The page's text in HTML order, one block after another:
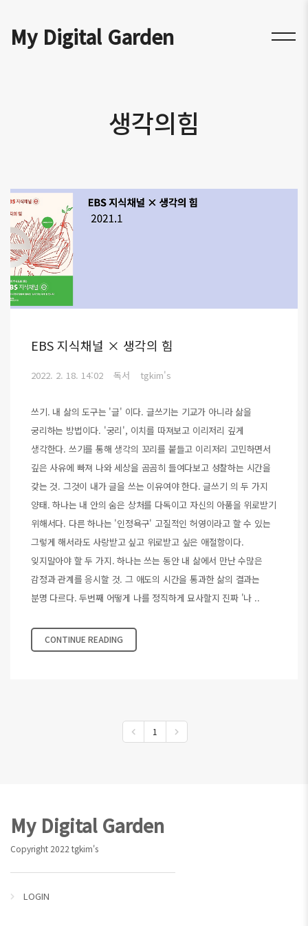
My Digital Garden
생각의힘
EBS 지식채널 × 생각의 힘
2022. 2. 18. 14:02 독서 tgkim's
쓰기. 내 삶의 도구는 '글' 이다. 글쓰기는 기교가 아니라 삶을
궁리하는 방법이다. '궁리', 이치를 따져보고 이리저리 깊게
생각한다. 쓰기를 통해 생각의 꼬리를 붙들고 이리저리 고민하면서
깊은 사유에 빠져 나와 세상을 곰곰히 들여다보고 성찰하는 시간을
갖는 것. 그것이 내가 글을 쓰는 이유여야 한다. 글쓰기 의 두 가지
양태. 하나는 내 안의 숨은 상처를 다독이고 자신의 아품을 위로받기
위해서다. 다른 하나는 '인정욕구' 고질적인 허영이라고 할 수 있는
그렇게 해서라도 사랑받고 싶고 위로받고 싶은 애절함이다.
잊지말아야 할 두 가지. 하나는 쓰는 동안 내 삶에서 만난 수많은
감정과 관계를 응시할 것. 그 애도의 시간을 통과한 삶의 결과는
분명 다르다. 두번째 어떻게 나를 정직하게 묘사할지 진짜 '나 ..
CONTINUE READING
1
Footer
My Digital Garden
Copyright 2022 tgkim's
LOGIN